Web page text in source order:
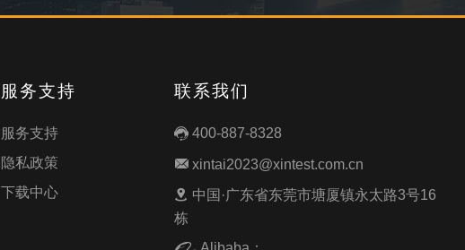
服务支持
服务支持
隐私政策
下载中心
联系我们
 400-887-8328
 xintai2023@xintest.com.cn
 中国·广东省东莞市塘厦镇永太路3号16
栋